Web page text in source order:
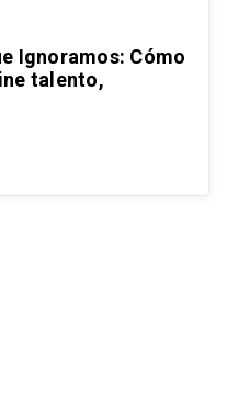
Ignoramos: Cómo
talento,